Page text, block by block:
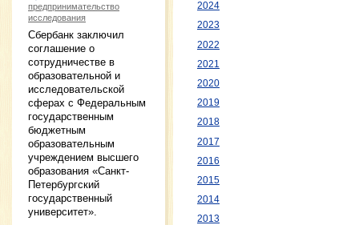
предпринимательство
исследования
Сбербанк заключил
соглашение о
сотрудничестве в
образовательной и
исследовательской
сферах с Федеральным
государственным
бюджетным
образовательным
учреждением высшего
образования «Санкт-
Петербургский
государственный
университет».
2024
2023
2022
2021
2020
2019
2018
2017
2016
2015
2014
2013